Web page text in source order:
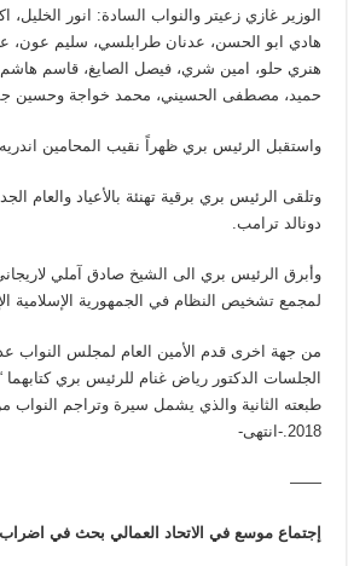
الوزير غازي زعيتر والنواب السادة: انور
هادي ابو الحسن، عدنان طرابلسي، سليم عون،
هنري حلو، امين شري، فيصل الصايغ، قاسم
حميد، مصطفى الحسيني، محمد خواجة وحسين
واستقبل الرئيس بري ظهراً نقيب المحامين
وتلقى الرئيس بري برقية تهنئة بالأعياد والعام
دونالد ترامب.
وأبرق الرئيس بري الى الشيخ صادق آملي لاريجاني
لمجمع تشخيص النظام في الجمهورية الإسلامية
من جهة اخرى قدم الأمين العام لمجلس النواب
الجلسات الدكتور رياض غنام للرئيس بري كتابهما
2018.-انتهى-
——
إجتماع موسع في الاتحاد العمالي بحث في